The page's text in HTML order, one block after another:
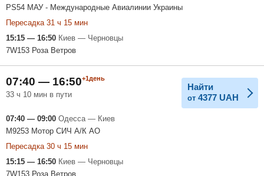
PS54 МАУ - Международные Авиалинии Украины
Пересадка 31 ч 15 мин
15:15 — 16:50 Киев — Черновцы
7W153 Роза Ветров
07:40 — 16:50+1день
33 ч 10 мин в пути
Найти
от 4377 UAH
07:40 — 09:00 Одесса — Киев
M9253 Мотор СИЧ А/К АО
Пересадка 30 ч 15 мин
15:15 — 16:50 Киев — Черновцы
7W153 Роза Ветров